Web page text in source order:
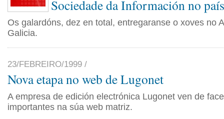
Sociedade da Información no país
Os galardóns, dez en total, entregaranse o xoves no
Galicia.
23/FEBREIRO/1999 /
Nova etapa no web de Lugonet
A empresa de edición electrónica Lugonet ven de
importantes na súa web matriz.